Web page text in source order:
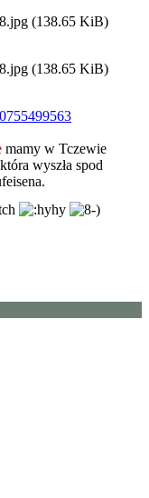
(138.65 KiB)
(138.65 KiB)
mamy w Tczewie
wyszła spod